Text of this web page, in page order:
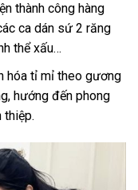
thành công hàng
ca dán sứ 2 răng
thể xấu…
hóa tỉ mỉ theo gương
hướng đến phong
thiệp.